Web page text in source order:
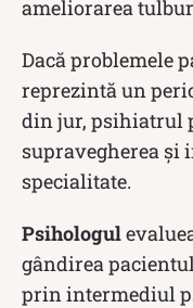
ameliorarea
Dacă problemele
reprezintă un
din jur, psihiatrul
supravegherea şi
specialitate.
Psihologul
gândirea
prin intermediul